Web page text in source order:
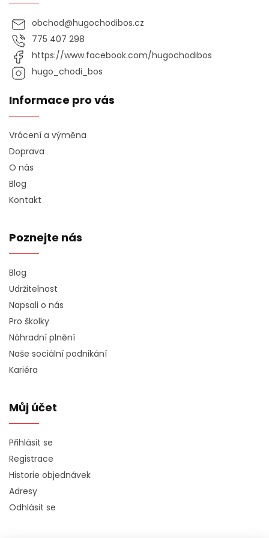
obchod@hugochodibos.cz
775 407 298
https://www.facebook.com/hugochodibos
hugo_chodi_bos
Informace pro vás
Vrácení a výměna
Doprava
O nás
Blog
Kontakt
Poznejte nás
Blog
Udržitelnost
Napsali o nás
Pro školky
Náhradní plnění
Naše sociální podnikání
Kariéra
Můj účet
Přihlásit se
Registrace
Historie objednávek
Adresy
Odhlásit se